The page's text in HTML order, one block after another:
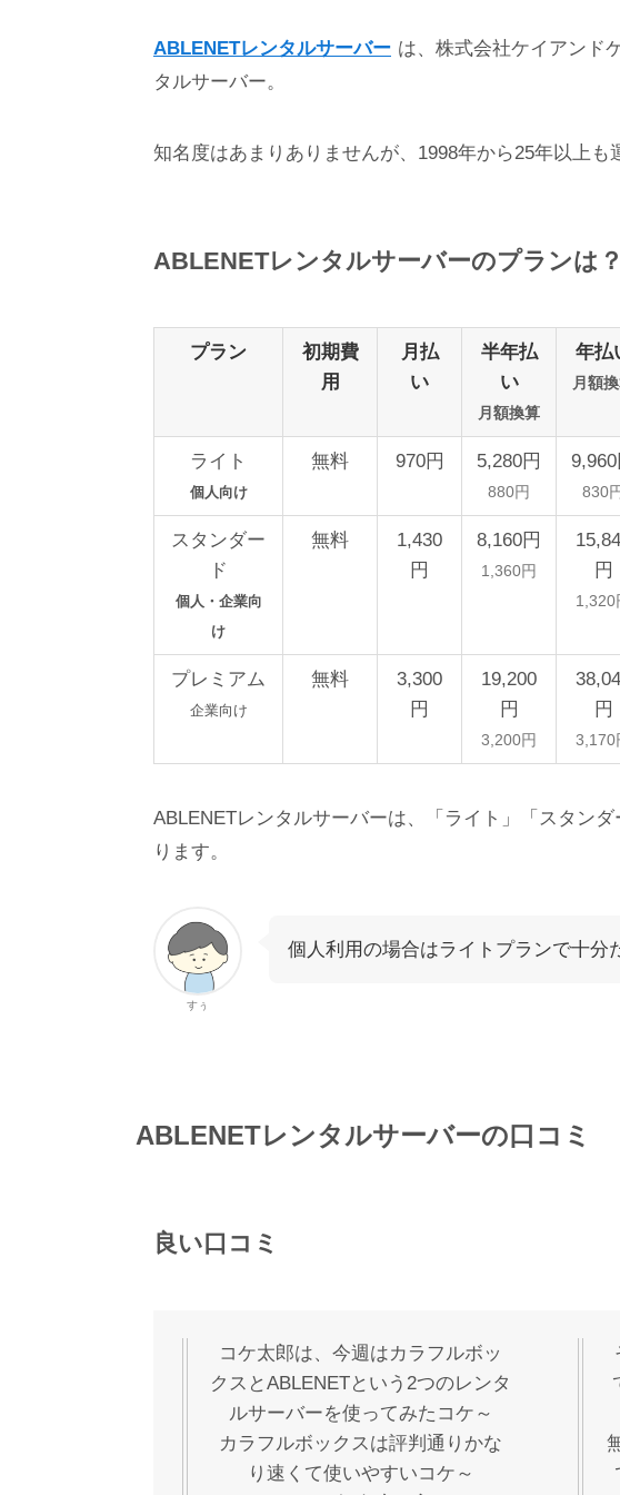
ABLENETレンタルサーバー は、株式会社ケイアンド
タルサーバー。
知名度はあまりありませんが、1998年から25年以上も
ABLENETレンタルサーバーのプランは？
プラン
初期費
用
月払
い
半年払
い
月額換算
年払
月額
ライト
個人向け
無料 970円 5,280円
880円
9,960
830
スタンダー
ド
個人・企業向
け
無料
1,430
円
8,160円
1,360円
円
1,320
プレミアム
企業向け
無料
3,300
円
19,200
円
3,200円
円
3,170
ABLENETレンタルサーバーは、「ライト」「スタン
ります。
すぅ
個人利用の場合はライトプランで十分
ABLENETレンタルサーバーの口コミ
良い口コミ
コケ太郎は、今週はカラフルボッ
クスとABLENETという2つのレンタ
ルサーバーを使ってみたコケ～
カラフルボックスは評判通りかな
り速くて使いやすいコケ～